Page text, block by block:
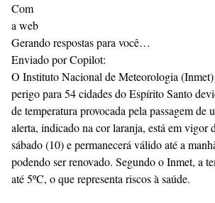
Com
a web
Gerando respostas para você…
Enviado por Copilot:
O Instituto Nacional de Meteorologia
perigo para 54 cidades do Espírito Santo
de temperatura provocada pela passagem de
alerta, indicado na cor laranja, está em vigor
sábado (10) e permanecerá válido até a
podendo ser renovado. Segundo o Inmet, a
até 5ºC, o que representa riscos à saúde.